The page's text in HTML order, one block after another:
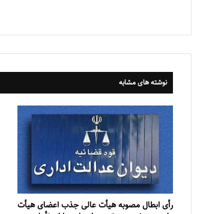
نوشته های مشابه
رأی ابطال مصوبه هیأت عالی جذب اعضای هیأت